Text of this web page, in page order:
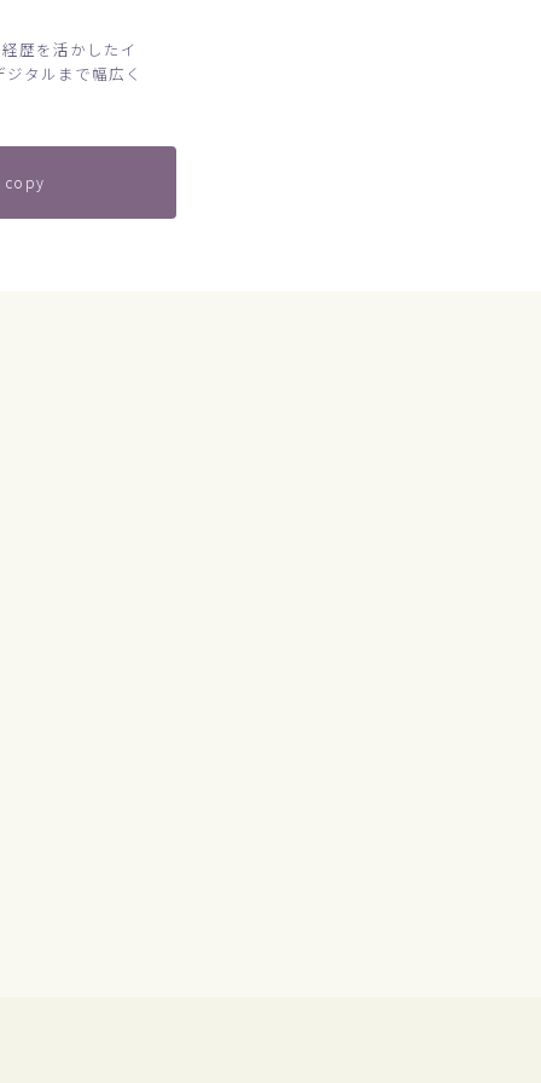
歴を活かしたイ
タルまで幅広く
copy